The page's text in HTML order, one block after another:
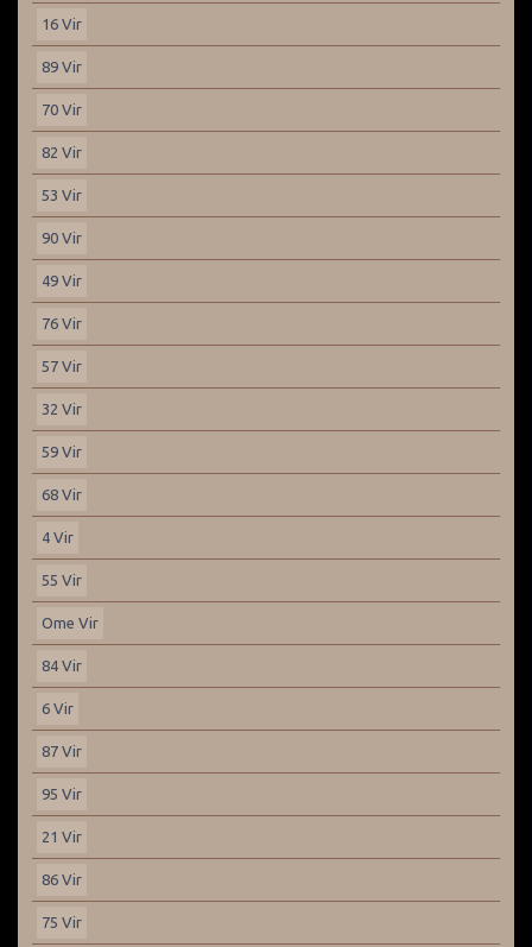
16 Vir
89 Vir
70 Vir
82 Vir
53 Vir
90 Vir
49 Vir
76 Vir
57 Vir
32 Vir
59 Vir
68 Vir
4 Vir
55 Vir
Ome Vir
84 Vir
6 Vir
87 Vir
95 Vir
21 Vir
86 Vir
75 Vir